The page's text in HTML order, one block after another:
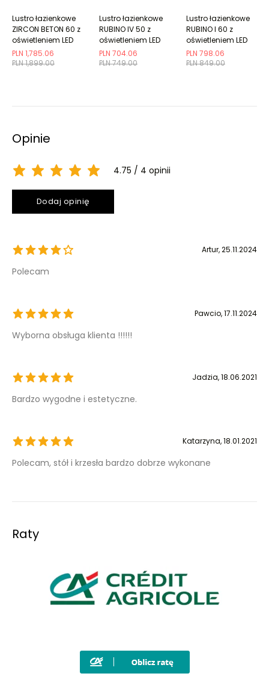
PLN 1,899.00
PLN 1,785.06
Lustro łazienkowe
ZIRCON BETON 60 z
oświetleniem LED
PLN 749.00
PLN 704.06
Lustro łazienkowe
RUBINO IV 50 z
oświetleniem LED
PLN 849.00
PLN 798.06
Lustro łazienkowe
RUBINO I 60 z
oświetleniem LED
Opinie
4.75 4 opinii
Dodaj opinię
Artur, 25.11.2024
Polecam
Pawcio, 17.11.2024
Wyborna obsługa klienta !!!!!!
Jadzia, 18.06.2021
Bardzo wygodne i estetyczne.
Katarzyna, 18.01.2021
Polecam, stół i krzesła bardzo dobrze wykonane
Raty